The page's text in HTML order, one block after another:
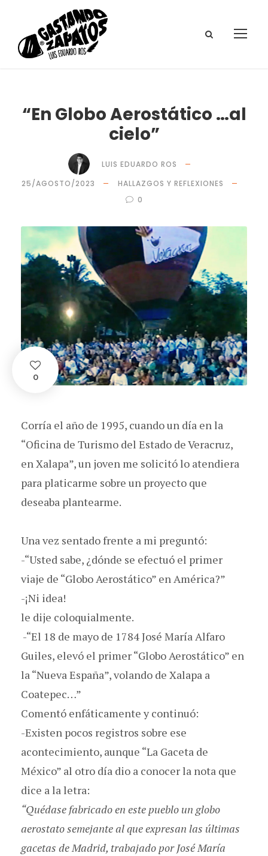
“En Globo Aerostático …al
cielo”
LUIS EDUARDO ROS
25/AGOSTO/2023
HALLAZGOS Y REFLEXIONES
0
0
Corría el año de 1995, cuando un día en la
“Oficina de Turismo del Estado de Veracruz,
en Xalapa”, un joven me solicitó lo atendiera
para platicarme sobre un proyecto que
deseaba plantearme.
Una vez sentado frente a mi preguntó:
-“Usted sabe, ¿dónde se efectuó el primer
viaje de “Globo Aerostático” en América?”
-¡Ni idea!
le dije coloquialmente.
-“El 18 de mayo de 1784 José María Alfaro
Guiles, elevó el primer “Globo Aerostático” en
la “Nueva España”, volando de Xalapa a
Coatepec…”
Comentó enfáticamente y continuó:
-Existen pocos registros sobre ese
acontecimiento, aunque “La Gaceta de
México” al otro día dio a conocer la nota que
dice a la letra:
“Quédase fabricado en este pueblo un globo
aerostato semejante al que expresan las últimas
gacetas de Madrid, trabajado por José María